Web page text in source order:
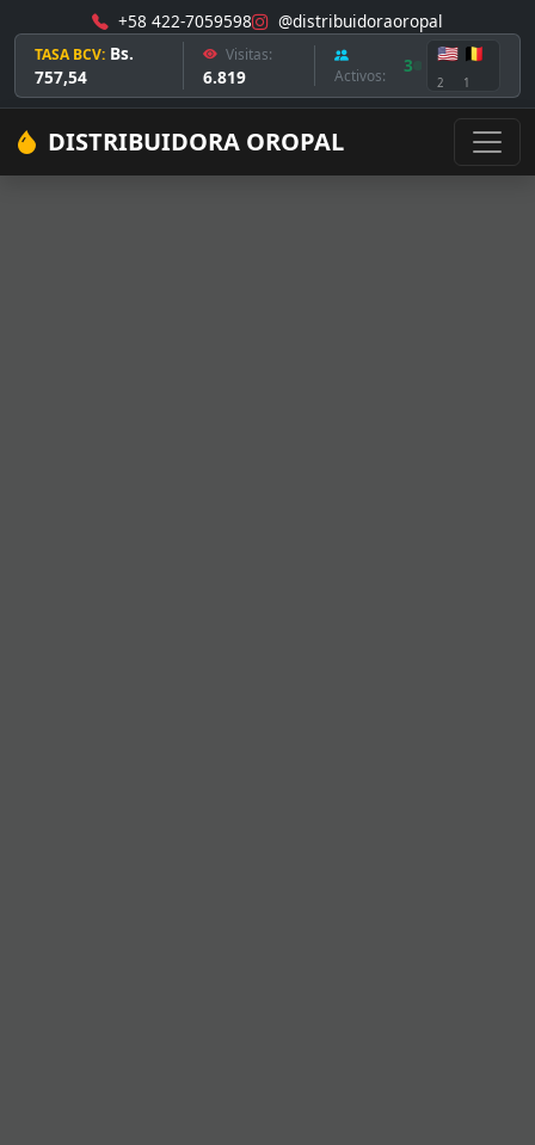
+58 422-7059598 @distribuidoraoropal
TASA BCV: Bs.
757,54
Visitas:
6.819 Activos: 3
🇺🇸
2
🇧🇪
1
DISTRIBUIDORA OROPAL